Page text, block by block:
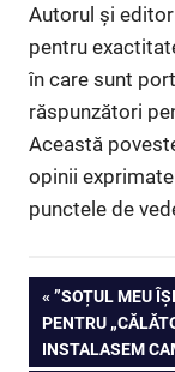
Autorul și
pentru
în care sunt
răspunzători
Această
opinii
punctele de
Navigare
în
PREVIOUS
POST:
”SOȚUL MEU
PENTRU
INSTALASEM